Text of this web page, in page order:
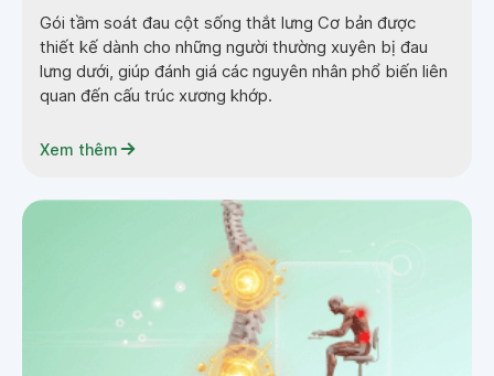
Gói tầm soát đau cột sống thắt lưng Cơ bản được
thiết kế dành cho những người thường xuyên bị đau
lưng dưới, giúp đánh giá các nguyên nhân phổ biến liên
quan đến cấu trúc xương khớp.
Xem thêm